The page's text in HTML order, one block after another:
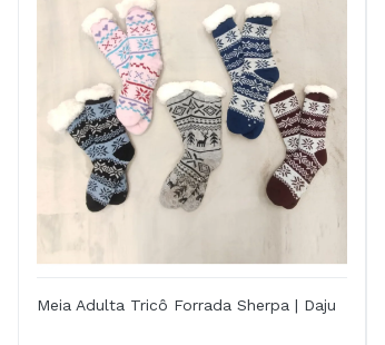
Meia Adulta Tricô Forrada Sherpa | Daju